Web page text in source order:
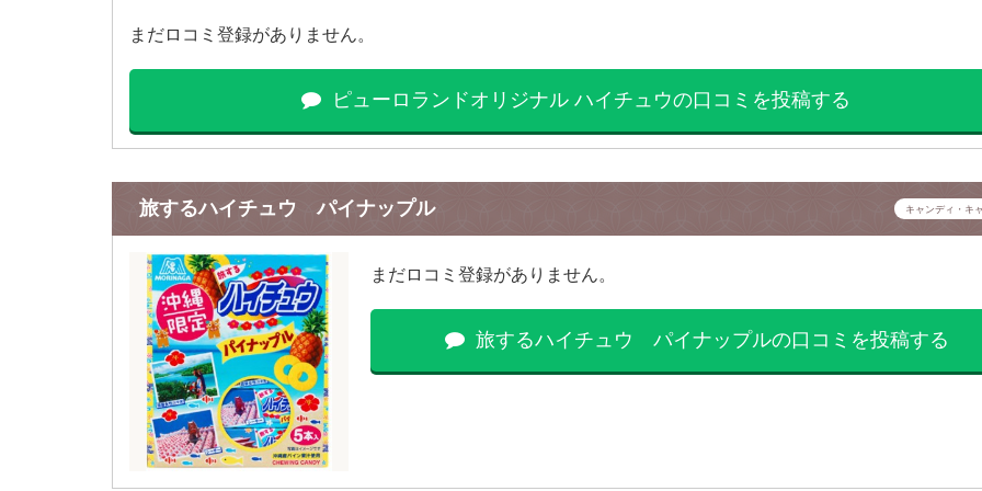
まだロコミ登録がありません。
ピューロランドオリジナル ハイチュウの口コミを投稿する
旅するハイチュウ パイナップル キャンディ・キ
まだロコミ登録がありません。
旅するハイチュウ パイナップルの口コミを投稿する